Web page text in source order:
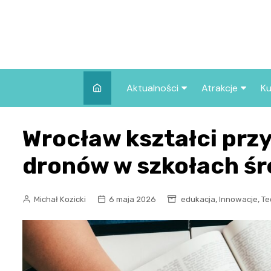
Aktualności
Wszystkie wpisy
Atrakcje
we Wrocławiu
Co warto
Wrocławiu?
Wrocław kształci
dronów w szkołach
Michał Kozicki 6 maja 2026 edukacja, Innowacje,